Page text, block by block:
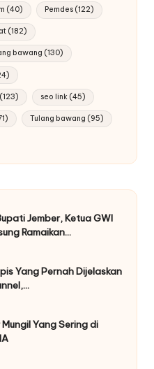
(40) Pemdes(122)
(182)
bawang (130)
(123) seo link(45)
Tulang bawang (95)
Jember, Ketua GWI
Ramaikan…
Yang Pernah Dijelaskan
Yang Sering di